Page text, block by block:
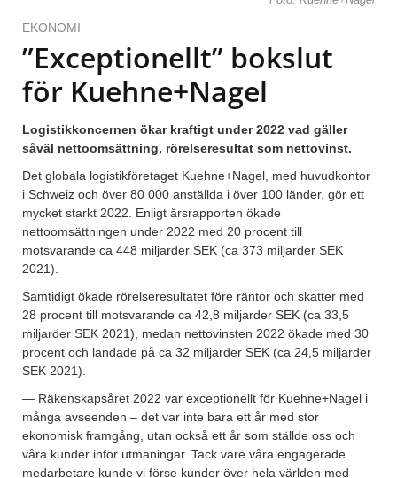
EKONOMI
”Exceptionellt” bokslut
för Kuehne+Nagel
Logistikkoncernen ökar kraftigt under 2022 vad gäller
såväl nettoomsättning, rörelseresultat som nettovinst.
Det globala logistikföretaget Kuehne+Nagel, med huvudkontor
i Schweiz och över 80 000 anställda i över 100 länder, gör ett
mycket starkt 2022. Enligt årsrapporten ökade
nettoomsättningen under 2022 med 20 procent till
motsvarande ca 448 miljarder SEK (ca 373 miljarder SEK
2021).
Samtidigt ökade rörelseresultatet före räntor och skatter med
28 procent till motsvarande ca 42,8 miljarder SEK (ca 33,5
miljarder SEK 2021), medan nettovinsten 2022 ökade med 30
procent och landade på ca 32 miljarder SEK (ca 24,5 miljarder
SEK 2021).
— Räkenskapsåret 2022 var exceptionellt för Kuehne+Nagel i
många avseenden – det var inte bara ett år med stor
ekonomisk framgång, utan också ett år som ställde oss och
våra kunder inför utmaningar. Tack vare våra engagerade
medarbetare kunde vi förse kunder över hela världen med